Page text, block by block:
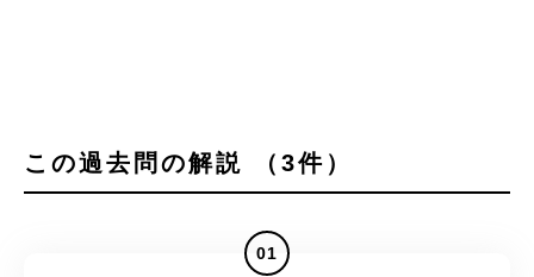
この過去問の解説 （3件）
01